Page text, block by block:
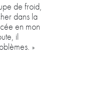
de froid,
dans la
en mon
il
»